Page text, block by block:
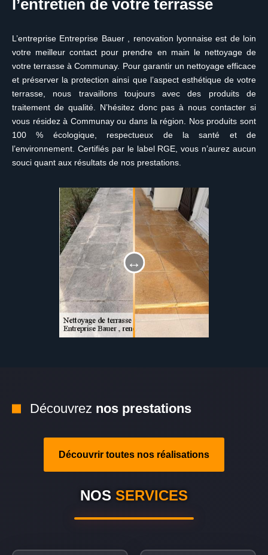
l’entretien de votre terrasse
L’entreprise Entreprise Bauer , renovation lyonnaise est de loin
votre meilleur contact pour prendre en main le nettoyage de
votre terrasse à Communay. Pour garantir un nettoyage efficace
et préserver la protection ainsi que l’aspect esthétique de votre
terrasse, nous travaillons toujours avec des produits de
traitement de qualité. N’hésitez donc pas à nous contacter si
vous résidez à Communay ou dans la région. Nos produits sont
100 % écologique, respectueux de la santé et de
l’environnement. Certifiés par le label RGE, vous n’aurez aucun
souci quant aux résultats de nos prestations.
Découvrez nos prestations
Découvrir toutes nos réalisations
NOS SERVICES